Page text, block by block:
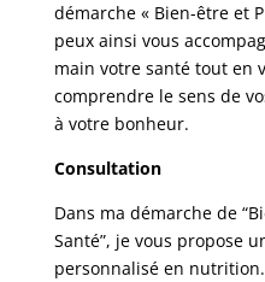
démarche « Bien-être et
peux ainsi vous
main votre santé tout en
comprendre le sens de
à votre bonheur.
Consultation
Dans ma démarche de
Santé”, je vous propose
personnalisé en